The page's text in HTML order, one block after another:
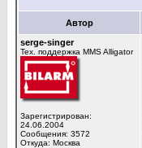
Автор
serge-singer
Тех. поддержка MMS Alligator
Зарегистрирован:
24.06.2004
Сообщения: 3572
Откуда: Москва